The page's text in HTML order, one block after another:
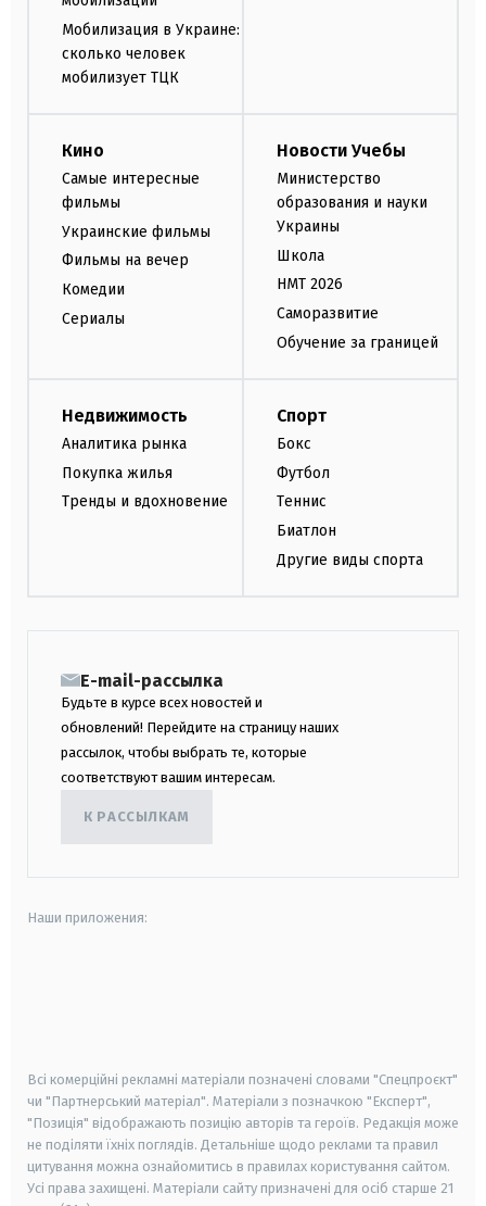
Мобилизация в Украине:
сколько человек
мобилизует ТЦК
Кино
Самые интересные
фильмы
Украинские фильмы
Фильмы на вечер
Комедии
Сериалы
Новости Учебы
Министерство
образования и науки
Украины
Школа
НМТ 2026
Саморазвитие
Обучение за границей
Недвижимость
Аналитика рынка
Покупка жилья
Тренды и вдохновение
Спорт
Бокс
Футбол
Теннис
Биатлон
Другие виды спорта
E-mail-рассылка
Будьте в курсе всех новостей и
обновлений! Перейдите на страницу наших
рассылок, чтобы выбрать те, которые
соответствуют вашим интересам.
К РАССЫЛКАМ
Наши приложения:
Всі комерційні рекламні матеріали позначені словами "Спецпроєкт"
чи "Партнерський матеріал". Матеріали з позначкою "Експерт",
"Позиція" відображають позицію авторів та героїв. Редакція може
не поділяти їхніх поглядів. Детальніше щодо реклами та правил
цитування можна ознайомитись в правилах користування сайтом.
Усі права захищені. Матеріали сайту призначені для осіб старше 21